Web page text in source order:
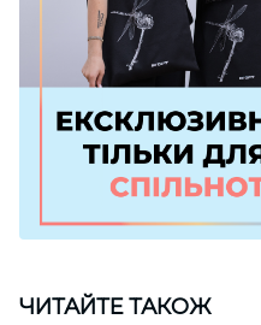
ЧИТАЙТЕ ТАКОЖ